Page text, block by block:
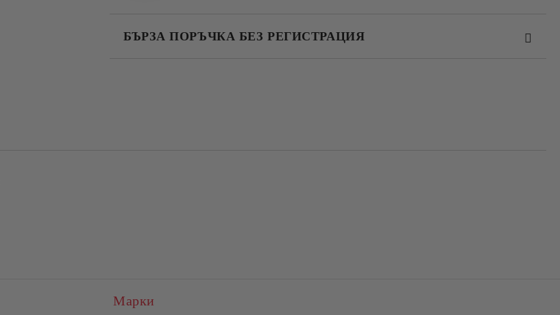
БЪРЗА ПОРЪЧКА БЕЗ РЕГИСТРАЦИЯ
Марки